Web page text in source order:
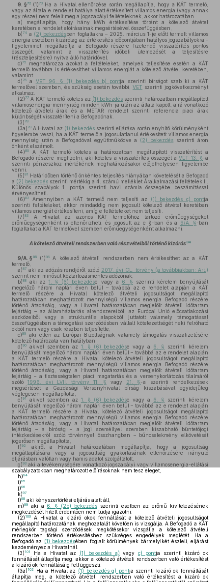
9. §72 (1)73Ha a Hivatal ellenőrzése során megállapítja, hogy a KÁT termelő,
vagy az általa e rendelet hatálya alatt értékesített villamos energia (vagy annak
egy része) nem felelt meg a jogszabályi feltételeknek, akkor határozatában
a) megállapítja, hogy hány kWh értékesítése történt a kötelező átvétel
keretében e rendelet előírásainak megsértésével összefüggésben,
b)74 a (2) bekezdésben foglaltakra – 2025. március 1-je előtt termelt villamos
energia esetében kizárólag az értékesítés időpontjában hatályos jogszabályokra –
figyelemmel megállapítja a Befogadó részére fizetendő visszatérítés pontos
összegét, valamint a visszatérítés időbeli ütemezését a teljesítésre
(részteljesítésre) nyitva álló határidővel,
c)75
meghatározza azokat a feltételeket, amelyek teljesítése esetén a KÁT
termelő továbbra is értékesíthet villamos energiát a kötelező átvétel keretében,
valamint
d)76 a VET 96. § (1) bekezdés b) pontja szerinti bírságot szab ki a KÁT
termelővel szemben, és szükség esetén további, VET szerinti jogkövetkezményt
alkalmaz.
(2)77 A KÁT termelő köteles az (1) bekezdés szerinti határozatban megállapított
villamosenergia-mennyiség minden kWh-ja után az általa kapott, a rá vonatkozó
kötelező átvételi árak és a METÁR rendelet szerinti referencia piaci árak
különbségét visszatéríteni a Befogadónak.
(3)78
(3a)79 A Hivatal az (1) bekezdés szerinti eljárása során enyhítő körülményként
figyelembe veszi, ha a KÁT termelő a jogosulatlanul értékesített villamos energia
mennyiség után a Befogadóval együttműködve a (2) bekezdés szerinti áron
önként elszámolt.
(4)80
A KÁT termelő köteles a határozatban megállapított visszatérítést a
Befogadó részére megfizetni, aki köteles a visszatérítés összegét aVET 13. §-a
szerinti pénzeszköz mértékének meghatározásakor előjelhelyesen figyelembe
venni.
(5)81 Határidőben történő önkéntes teljesítés hiányában követelését a Befogadó
a (2) bekezdés szerinti mértékig a 4. számú melléklet Áralkalmazási feltételek II.
Különös szabályok 1. pontja szerinti havi számla összegébe beszámítással
érvényesítheti.
(6)82 Amennyiben a KÁT termelő nem teljesíti az (1) bekezdés c) pontja
szerinti feltételeket, akkor mindaddig nem jogosult kötelező átvétel keretében
villamos energiát értékesíteni, amíg e feltételeket nem teljesíti.
(7)83
A Hivatal az azonos KÁT termelőhöz tartozó erőműegységeket
erőműegységenként is ellenőrizheti, és jogosult az e §-ban és a
9/A. §-ban
foglaltakat a KÁT termelővel szemben erőműegységenként alkalmazni.
A kötelező átvételi rendszerben való részvételből történő kizárás 84
9/A. § 85 (1)86A kötelező átvételi rendszerben nem értékesíthet az a KÁT
termelő,
a)87 aki az adózás rendjéről szóló 2017. évi CL. törvény (a továbbiakban: Art.)
szerint nem minősül köztartozásmentes adózónak,
b)88 aki az1. § (6) bekezdése vagy a 6. § szerinti kérelem benyújtását
megelőző három naptári éven belül – továbbá az e rendelet alapján a KÁT
termelő részére a Hivatal kötelező átvételi jogosultságot megállapító
határozatában meghatározott mennyiségű villamos energia Befogadó részére
történő átadásáig, vagy a Hivatal határozatában megjelölt átvételi időtartam
lejártáig – az államháztartás alrendszereiből, az Európai Unió előcsatlakozási
eszközeiből vagy a strukturális alapokból juttatott valamely támogatással
összefüggésben a támogatási szerződésben vállalt kötelezettségét neki felróható
okból nem vagy csak részben teljesítette,
c)89
aki ellen az Európai Bizottságnak valamely támogatás visszafizetésére
kötelező határozata van hatályban,
d)90 akivel szemben az 1. § (6) bekezdése vagy a 6. §
szerinti kérelem
benyújtását megelőző három naptári éven belül – továbbá az e rendelet alapján
a KÁT termelő részére a Hivatal kötelező átvételi jogosultságot megállapító
határozatában meghatározott mennyiségű villamos energia Befogadó részére
történő átadásáig, vagy a Hivatal határozatában megjelölt átvételi időtartam
lejártáig – a tisztességtelen piaci magatartás és a versenykorlátozás tilalmáról
szóló1996. évi LVII. törvény 11. § vagy 21. §-a szerinti rendelkezések
megsértését a Gazdasági Versenyhivatal bírság kiszabásával egyidejűleg
véglegesen megállapította,
e)91 akivel szemben az 1. § (6) bekezdése vagy a 6. §
szerinti kérelem
benyújtását megelőző három naptári éven belül – továbbá az e rendelet alapján
a KÁT termelő részére a Hivatal kötelező átvételi jogosultságot megállapító
határozatában meghatározott mennyiségű villamos energia Befogadó részére
történő átadásáig, vagy a Hivatal határozatában megjelölt átvételi időtartam
lejártáig – a bíróság – a jogi személlyel szemben kiszabható büntetőjogi
intézkedésekről szóló törvénnyel összhangban – bűncselekmény elkövetését
jogerősen megállapította,
f)92
akiről a Hivatal határozatában megállapítja, hogy a jogosultság
megállapítására vagy a jogosultság gyakorlásának ellenőrzésére irányuló
eljárásban valótlan vagy hamis adatot szolgáltatott,
g)93 aki a tevékenységére vonatkozó jogszabályi vagy villamosenergia-ellátási
szabályzatokban meghatározott előírásoknak nem tesz eleget,
h)94
i)95
j)96
k)97
l)98 aki kényszertörlési eljárás alatt áll,
m)99 aki a 6. § (2b) bekezdésszerinti esetben az erőmű kivitelezésének
megkezdését hitelt érdemlően nem tudja igazolni.
(2) 100
A Hivatal a kizáró okok fennállását a kötelező átvételi jogosultságot
megállapító határozatának meghozatalát követően is vizsgálja. A Befogadó a KÁT
mérlegkör tagsági szerződések megkötésekor vizsgálja a kötelező átvételi
rendszerben történő értékesítéshez szükséges engedélyek meglétét. Ha a
Befogadó az (1) bekezdésében foglalt körülmények bármelyikét észleli, eljárást
kezdeményez a Hivatalnál.
(3) 101 Ha a Hivatal az (1) bekezdés a) vagy c) pontja szerinti kizáró ok
fennállását állapítja meg, akkor a kötelező átvételi rendszerben való értékesítést
a kizáró ok fennállásáig felfüggeszti.
(3a) 102 Ha a Hivatal az (1) bekezdés g) pontja szerinti kizáró ok fennállását
állapítja meg, a kötelező átvételi rendszerben való értékesítést a kizáró ok